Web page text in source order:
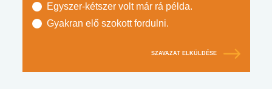
Egyszer-kétszer volt már rá példa.
Gyakran elő szokott fordulni.
SZAVAZAT ELKÜLDÉSE